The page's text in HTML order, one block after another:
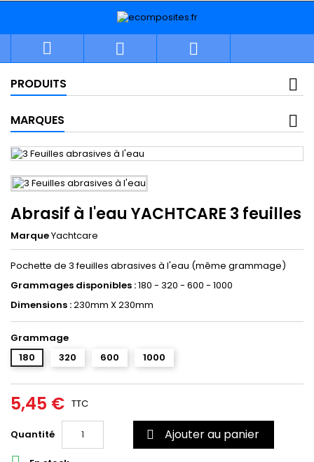
  
PRODUITS
MARQUES
Abrasif à l'eau YACHTCARE 3 feuilles
MarqueYachtcare
Pochette de 3 feuilles abrasives à l'eau (même grammage)
Grammages disponibles :180 - 320 - 600 - 1000
Dimensions :230mm X 230mm
Grammage
180
320 600 1000
5,45 € TTC
Quantité  Ajouter au panier